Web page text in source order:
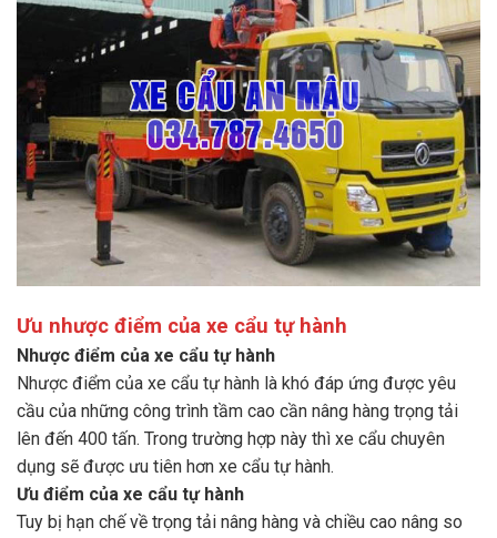
Ưu nhược điểm của xe cẩu tự hành
Nhược điểm của xe cẩu tự hành
Nhược điểm của xe cẩu tự hành là khó đáp ứng được yêu
cầu của những công trình tầm cao cần nâng hàng trọng tải
lên đến 400 tấn. Trong trường hợp này thì xe cẩu chuyên
dụng sẽ được ưu tiên hơn xe cẩu tự hành.
Ưu điểm của xe cẩu tự hành
Tuy bị hạn chế về trọng tải nâng hàng và chiều cao nâng so